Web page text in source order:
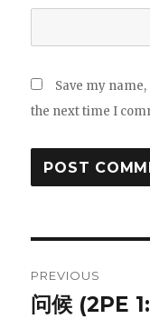
Save my
the next time I
PREVIOUS
Previous
问候 (2PE